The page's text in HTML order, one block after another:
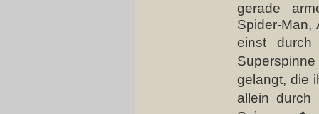
gerade
Spider-Man,
einst
gelangt, die
allein durch